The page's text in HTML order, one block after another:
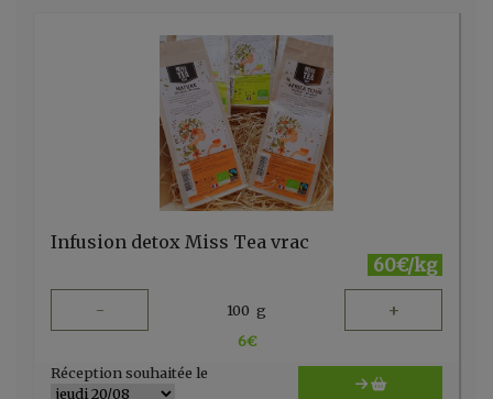
Infusion detox Miss Tea vrac
60€/kg
- 100 g +
6€
Réception souhaitée le